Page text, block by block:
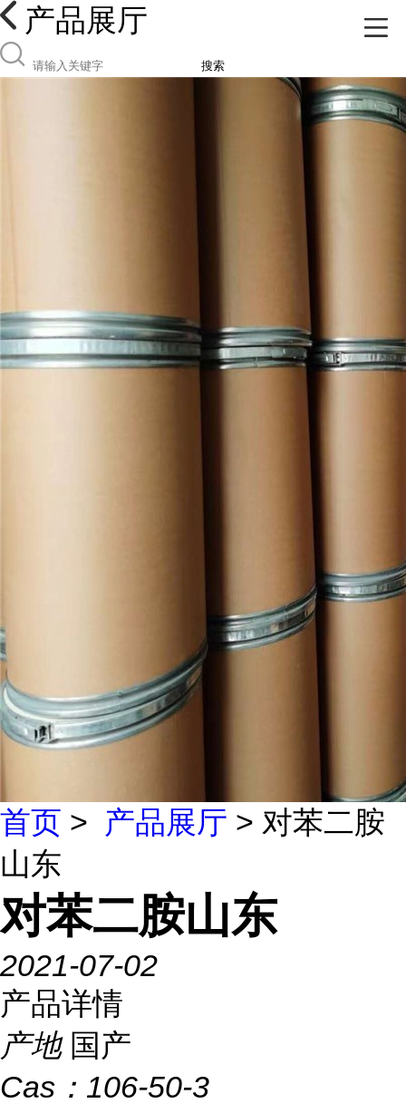
产品展厅
搜索
首页 > 产品展厅 > 对苯二胺
山东
对苯二胺山东
2021-07-02
产品详情
产地 国产
Cas： 106-50-3